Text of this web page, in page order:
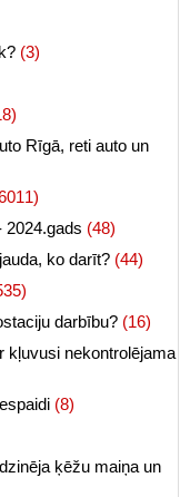
(3)
Rīgā, reti auto un
(48)
ko darīt? (44)
darbību? (16)
kļuvusi nekontrolējama
(8)
ķēžu maiņa un